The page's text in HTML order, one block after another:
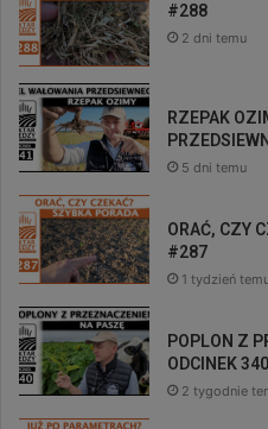
#288
2 dni temu
RZEPAK
5 dni temu
ORAĆ, CZY
#287
1 tydzień
POPLON Z
ODCINEK 340
2 tygodnie